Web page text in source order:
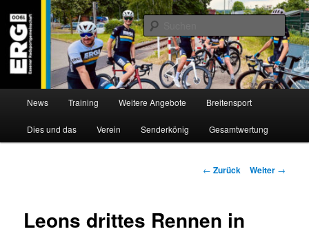
Inhalt
wechseln
ERG 1900 e.V
Willkommen bei der Essener Radsportgemeinschaft
News Training Weitere Angebote Breitensport
Dies und das Verein Senderkönig Gesamtwertung
Beitragsnavigation
← Zurück Weiter →
Leons drittes Rennen in